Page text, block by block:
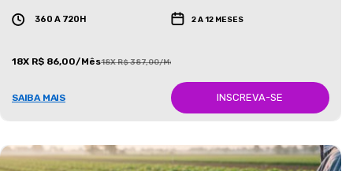
360 A 720H 2 A 12 MESES
18X R$ 86,00/Mês18X R$ 387,00/Mês
SAIBA MAIS INSCREVA-SE